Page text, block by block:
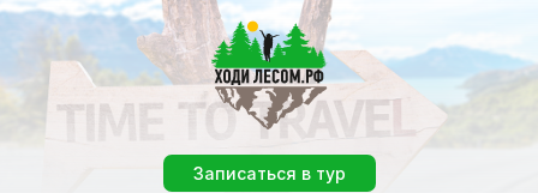
Записаться в тур